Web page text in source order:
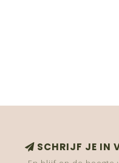
SCHRIJF JE IN